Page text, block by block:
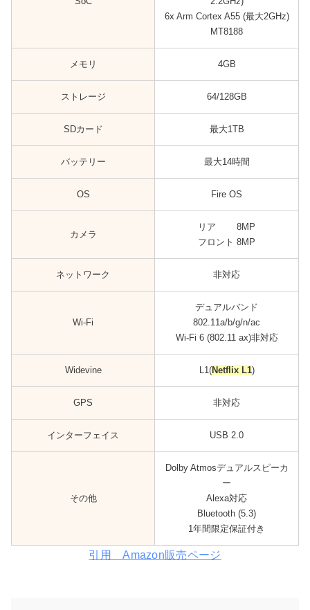
6x Arm Cortex A55 (最大2GHz)
MT8188
メモリ 4GB
ストレージ 64/128GB
SDカード 最大1TB
バッテリー 最大14時間
OS Fire OS
カメラ
リア 8MP
フロント 8MP
ネットワーク 非対応
Wi-Fi
デュアルバンド
802.11a/b/g/n/ac
Wi-Fi 6 (802.11 ax)非対応
Widevine L1(Netflix L1)
GPS 非対応
インターフェイス USB 2.0
その他
Dolby Atmosデュアルスピーカ
ー
Alexa対応
Bluetooth (5.3)
1年間限定保証付き
引用 Amazon販売ページ